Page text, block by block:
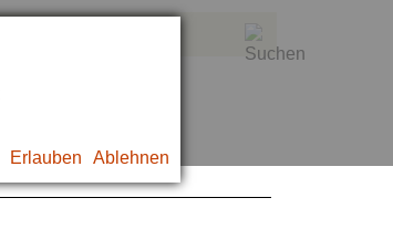
Erlauben Ablehnen